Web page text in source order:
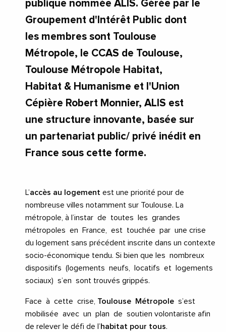
publique nommée ALIS. Gérée par le
Groupement d'Intérêt Public dont
les membres sont Toulouse
Métropole, le CCAS de Toulouse,
Toulouse Métropole Habitat,
Habitat & Humanisme et l'Union
Cépière Robert Monnier, ALIS est
une structure innovante, basée sur
un partenariat public/ privé inédit en
France sous cette forme.
L’accès au logement est une priorité pour de
nombreuse villes notamment sur Toulouse. La
métropole, à l’instar de toutes les grandes
métropoles en France, est touchée par une crise
du logement sans précédent inscrite dans un contexte
socio-économique tendu. Si bien que les nombreux
dispositifs (logements neufs, locatifs et logements
sociaux) s’en sont trouvés grippés.
Face à cette crise, Toulouse Métropole s’est
mobilisée avec un plan de soutien volontariste afin
de relever le défi de l’habitat pour tous.